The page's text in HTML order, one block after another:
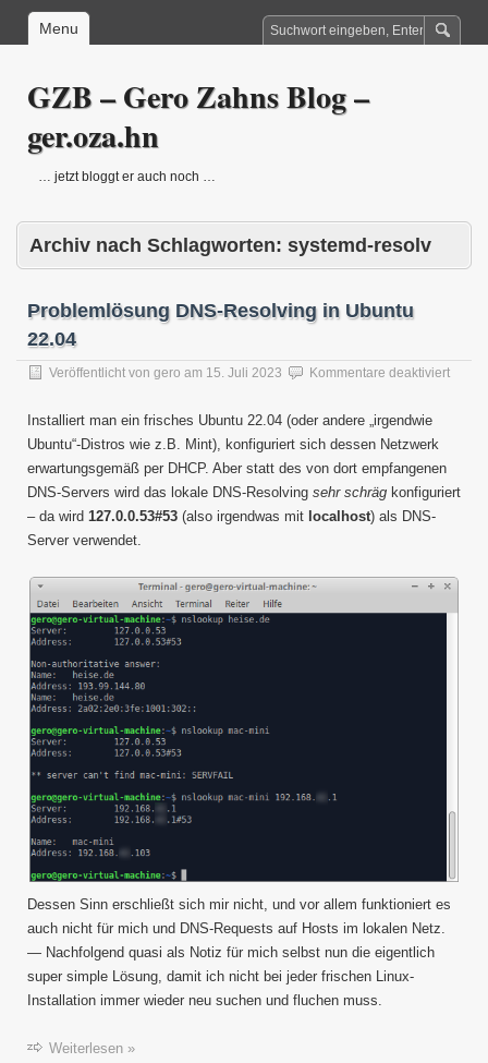
Menu
GZB – Gero Zahns Blog –
ger.oza.hn
… jetzt bloggt er auch noch …
Archiv nach Schlagworten: systemd-resolv
Problemlösung DNS-Resolving in Ubuntu
22.04
Veröffentlicht von gero am 15. Juli 2023 Kommentare deaktiviertfür
22.04
Installiert man ein frisches Ubuntu 22.04 (oder andere „irgendwie
Ubuntu“-Distros wie z.B. Mint), konfiguriert sich dessen Netzwerk
erwartungsgemäß per DHCP. Aber statt des von dort empfangenen
DNS-Servers wird das lokale DNS-Resolving sehr schräg konfiguriert
– da wird 127.0.0.53#53 (also irgendwas mit localhost) als DNS-
Server verwendet.
Dessen Sinn erschließt sich mir nicht, und vor allem funktioniert es
auch nicht für mich und DNS-Requests auf Hosts im lokalen Netz.
— Nachfolgend quasi als Notiz für mich selbst nun die eigentlich
super simple Lösung, damit ich nicht bei jeder frischen Linux-
Installation immer wieder neu suchen und fluchen muss.
Weiterlesen »